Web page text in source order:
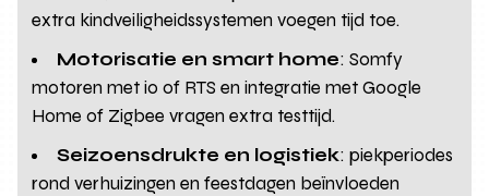
extra kindveiligheidssystemen voegen tijd toe.
Motorisatie en smart home: Somfy
motoren met io of RTS en integratie met Google
Home of Zigbee vragen extra testtijd.
Seizoensdrukte en logistiek: piekperiodes
rond verhuizingen en feestdagen beïnvloeden